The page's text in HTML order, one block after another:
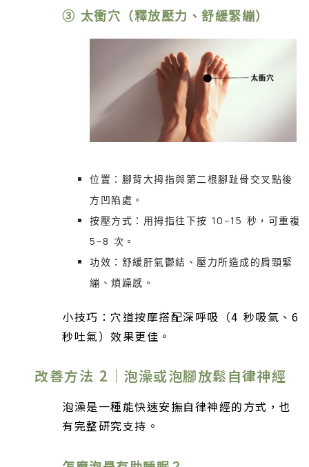
③ 太衝穴（釋放壓力、舒緩緊繃）
位置：腳背大拇指與第二根腳趾骨交叉點後
方凹陷處。
按壓方式：用拇指往下按 10–15 秒，可重複
5–8 次。
功效：舒緩肝氣鬱結、壓力所造成的肩頸緊
繃、煩躁感。
小技巧：穴道按摩搭配深呼吸（4 秒吸氣、6
秒吐氣）效果更佳。
改善方法 2｜泡澡或泡腳放鬆自律神經
泡澡是一種能快速安撫自律神經的方式，也
有完整研究支持。